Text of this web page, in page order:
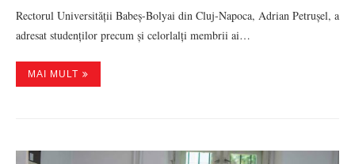
Rectorul Universității Babeș-Bolyai din Cluj-Napoca, Adrian Petrușel, a
adresat studenților precum și celorlalți membrii ai…
MAI MULT